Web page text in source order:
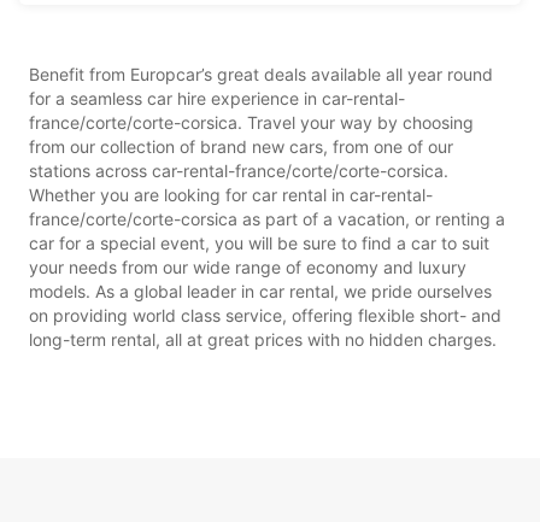
Benefit from Europcar’s great deals available all year round
for a seamless car hire experience in car-rental-
france/corte/corte-corsica. Travel your way by choosing
from our collection of brand new cars, from one of our
stations across car-rental-france/corte/corte-corsica.
Whether you are looking for car rental in car-rental-
france/corte/corte-corsica as part of a vacation, or renting a
car for a special event, you will be sure to find a car to suit
your needs from our wide range of economy and luxury
models. As a global leader in car rental, we pride ourselves
on providing world class service, offering flexible short- and
long-term rental, all at great prices with no hidden charges.